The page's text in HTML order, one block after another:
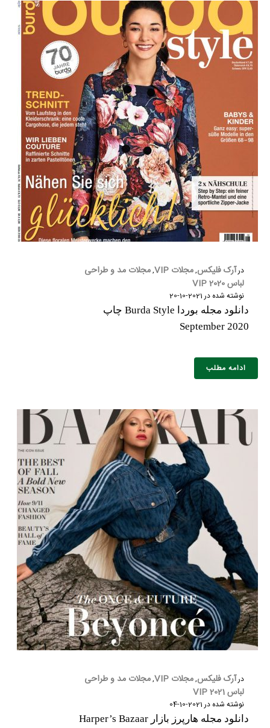
درآرک فلیکس,مجلات VIP ,مجلات مد و طراحی
لباس 2020 VIP
نوشته شده در2021-10-20
دانلود مجله بوردا Burda Style چاپ
September 2020
ادامه مطلب
درآرک فلیکس,مجلات VIP ,مجلات مد و طراحی
لباس 2021 VIP
نوشته شده در2021-10-04
دانلود مجله هارپرز بازار Harper’s Bazaar